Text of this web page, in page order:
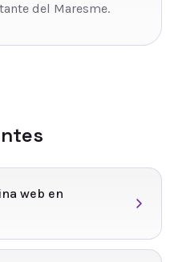
del Maresme.
web en